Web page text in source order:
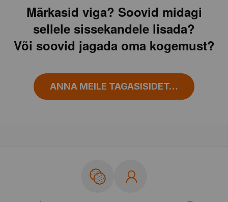
Märkasid viga? Soovid midagi
sellele sissekandele lisada?
Või soovid jagada oma kogemust?
ANNA MEILE TAGASISIDET…